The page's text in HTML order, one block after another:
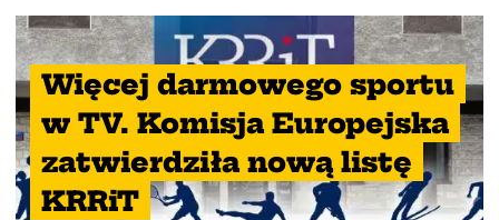
Więcej darmowego sportu
w TV. Komisja Europejska
zatwierdziła nową listę
KRRiT